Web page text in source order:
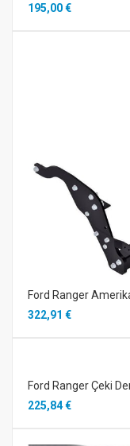
195,00 €
Ford Ranger
322,91 €
Ford Ranger Çeki
225,84 €